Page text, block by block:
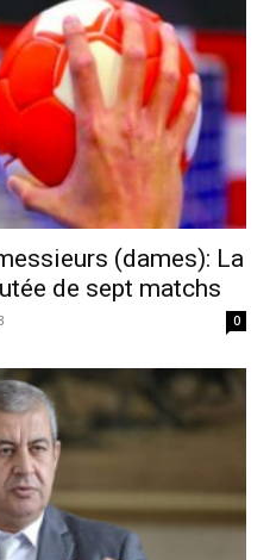
(dames): La
de sept matchs
0